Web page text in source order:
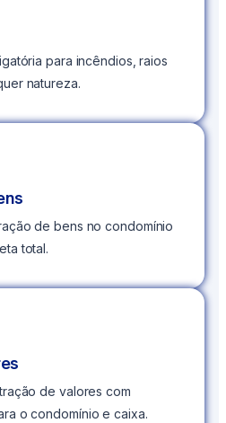
para incêndios, raios
natureza.
de bens no condomínio
total.
de valores com
o condomínio e caixa.